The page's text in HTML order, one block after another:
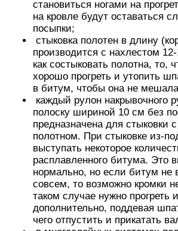
становиться ногами на
на кровле будут оставаться
посыпки;
стыковка полотен в длину
производится с нахлестом
как состыковать полотна, то,
хорошо прогреть и утопить
в битум, чтобы она не
каждый рулон накрывочного
полоску шириной 10 см без
предназначена для
полотном. При стыковке из-
выступать некоторое
расплавленного битума. Это
нормально, но если битум не
совсем, то возможно кромки
таком случае нужно прогреть
дополнительно, поддевая
чего отпустить и прикатать